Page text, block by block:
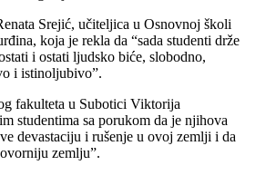
Srejić, učiteljica u Osnovnoj školi
koja je rekla da “sada studenti drže
i ostati ljudsko biće, slobodno,
i istinoljubivo”.
fakulteta u Subotici Viktorija
studentima sa porukom da je njihova
devastaciju i rušenje u ovoj zemlji i da
zemlju”.